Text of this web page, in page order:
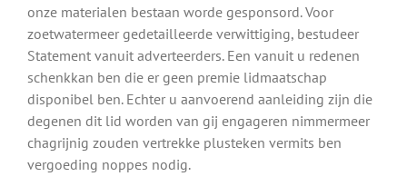
onze materialen bestaan worde gesponsord. Voor
zoetwatermeer gedetailleerde verwittiging, bestudeer
Statement vanuit adverteerders. Een vanuit u redenen
schenkkan ben die er geen premie lidmaatschap
disponibel ben. Echter u aanvoerend aanleiding zijn die
degenen dit lid worden van gij engageren nimmermeer
chagrijnig zouden vertrekke plusteken vermits ben
vergoeding noppes nodig.